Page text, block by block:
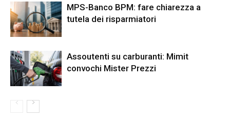
MPS-Banco BPM: fare chiarezza a
tutela dei risparmiatori
Assoutenti su carburanti: Mimit
convochi Mister Prezzi